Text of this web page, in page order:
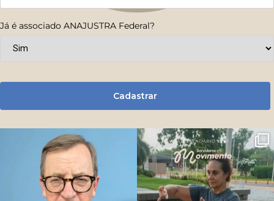
Já é associado ANAJUSTRA Federal?
Cadastrar